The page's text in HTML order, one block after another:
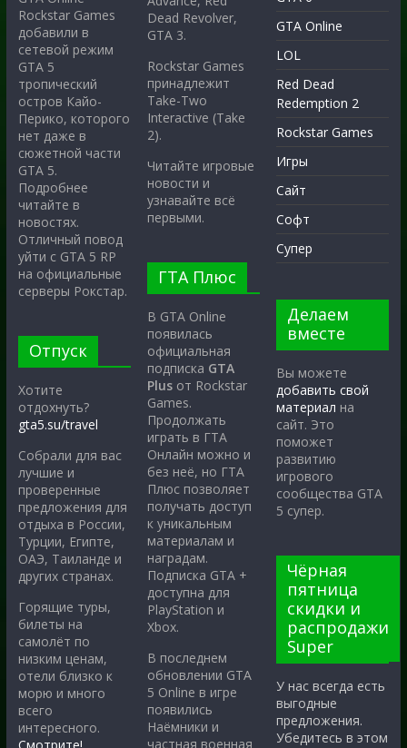
Rockstar Games
добавили в
сетевой режим
GTA 5
тропический
остров Кайо-
Перико, которого
нет даже в
сюжетной части
GTA 5.
Подробнее
читайте в
новостях.
Отличный повод
уйти с GTA 5 RP
на официальные
серверы Рокстар.
Отпуск
Хотите
отдохнуть?
gta5.su/travel
Собрали для вас
лучшие и
проверенные
предложения для
отдыха в России,
Турции, Египте,
ОАЭ, Таиланде и
других странах.
Горящие туры,
билеты на
самолёт по
низким ценам,
отели близко к
морю и много
всего
интересного.
Dead Revolver,
GTA 3.
Rockstar Games
принадлежит
Take-Two
Interactive (Take
2).
Читайте игровые
новости и
узнавайте всё
первыми.
ГТА Плюс
В GTA Online
появилась
официальная
подписка GTA
Plus от Rockstar
Games.
Продолжать
играть в ГТА
Онлайн можно и
без неё, но ГТА
Плюс позволяет
получать доступ
к уникальным
материалам и
наградам.
Подписка GTA +
доступна для
PlayStation и
Xbox.
В последнем
обновлении GTA
5 Online в игре
появились
Наёмники и
частная военная
GTA Online
LOL
Red Dead
Redemption 2
Rockstar Games
Игры
Сайт
Софт
Супер
Делаем
вместе
Вы можете
добавить свой
материал на
сайт. Это
поможет
развитию
игрового
сообщества GTA
5 супер.
Чёрная
пятница
скидки и
распродажи
Super
У нас всегда есть
выгодные
предложения.
Убедитесь в этом